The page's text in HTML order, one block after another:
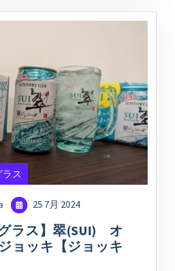
ス
25 7月 2024
グラス】翠(SUI) オ
ョッキ【ジョッキ